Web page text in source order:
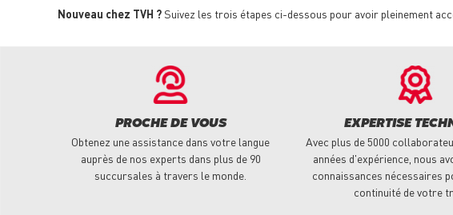
Nouveau chez TVH ? Suivez les trois étapes ci-dessous pour avoir pleinement
PROCHE DE VOUS
Obtenez une assistance dans votre langue
auprès de nos experts dans plus de 90
succursales à travers le monde.
EXPERTISE
Avec plus de 5000
années d'expérience, nous
connaissances nécessaires
continuité de votre